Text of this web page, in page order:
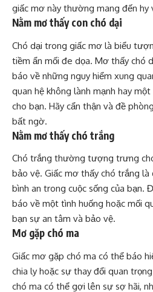
giấc mơ này thường mang đến hy
Nằm mơ thấy con chó dại
Chó dại trong giấc mơ là biểu
tiềm ẩn mối đe dọa. Mơ thấy chó
báo về những nguy hiểm xung
quan hệ không lành mạnh hay
cho bạn. Hãy cẩn thận và đề
bất ngờ.
Nằm mơ thấy chó trắng
Chó trắng thường tượng trưng
bảo vệ. Giấc mơ thấy chó trắng là
bình an trong cuộc sống của bạn.
báo về một tình huống hoặc mối
bạn sự an tâm và bảo vệ.
Mơ gặp chó ma
Giấc mơ gặp chó ma có thể báo
chia ly hoặc sự thay đổi quan
chó ma có thể gợi lên sự sợ hãi,